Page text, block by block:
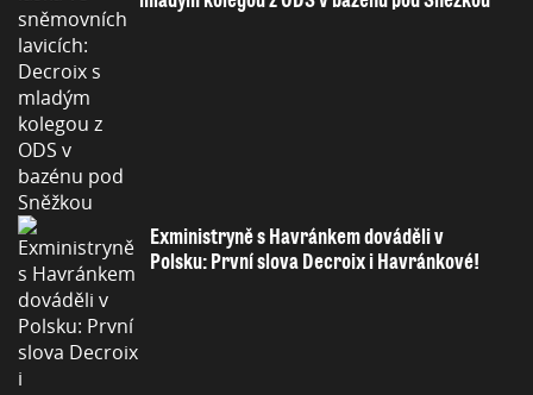
Exministryně s Havránkem dováděli v
Polsku: První slova Decroix i Havránkové!